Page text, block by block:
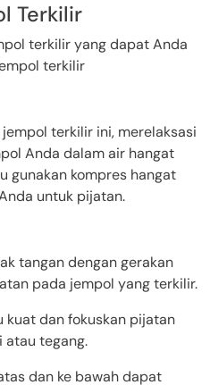
Terkilir
terkilir yang dapat Anda
terkilir
terkilir ini, merelaksasi
Anda dalam air hangat
gunakan kompres hangat
untuk pijatan.
tangan dengan gerakan
pada jempol yang terkilir.
kuat dan fokuskan pijatan
atau tegang.
dan ke bawah dapat